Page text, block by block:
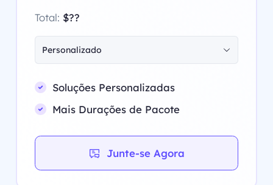
Total: $??
Personalizado
Soluções Personalizadas
Mais Durações de Pacote
Junte-se Agora